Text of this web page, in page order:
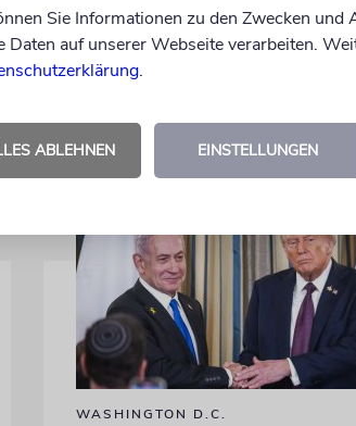
ging mit dem Appell von
selbst gerecht zu werden.
WASHINGTON D.C.
Sie Informationen zu den Zwecken und
Daten auf unserer Webseite verarbeiten.
.
ABLEHNEN EINSTELLUNGEN